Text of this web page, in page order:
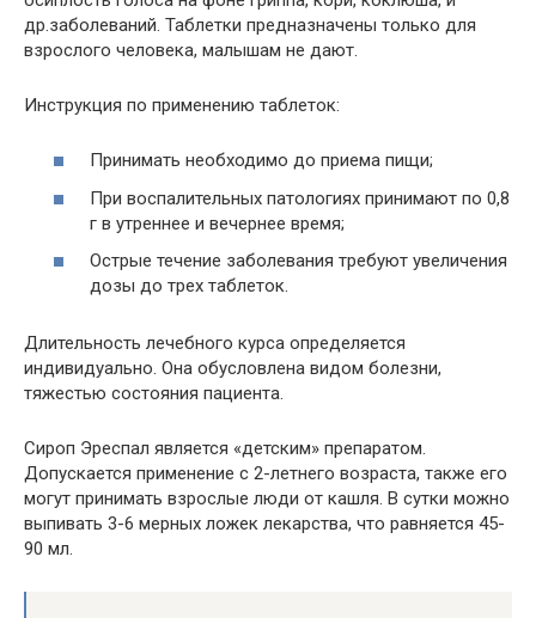
др.заболеваний. Таблетки предназначены только для
взрослого человека, малышам не дают.
Инструкция по применению таблеток:
Принимать необходимо до приема пищи;
При воспалительных патологиях принимают по 0,8
г в утреннее и вечернее время;
Острые течение заболевания требуют увеличения
дозы до трех таблеток.
Длительность лечебного курса определяется
индивидуально. Она обусловлена видом болезни,
тяжестью состояния пациента.
Сироп Эреспал является «детским» препаратом.
Допускается применение с 2-летнего возраста, также его
могут принимать взрослые люди от кашля. В сутки можно
выпивать 3-6 мерных ложек лекарства, что равняется 45-
90 мл.